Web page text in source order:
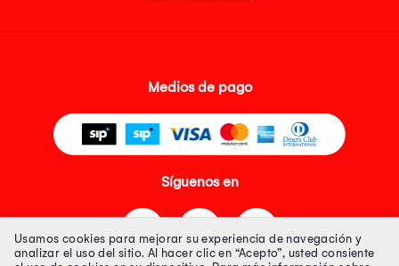
Medios de pago
Síguenos en
Usamos cookies para mejorar su experiencia de navegación y
analizar el uso del sitio. Al hacer clic en “Acepto”, usted consiente